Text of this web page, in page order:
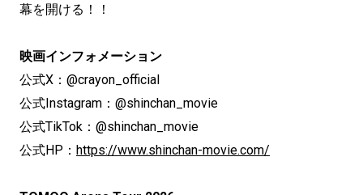
幕を開ける！！
映画インフォメーション
公式X：@crayon_official
公式Instagram：@shinchan_movie
公式TikTok：@shinchan_movie
公式HP： https://www.shinchan-movie.com/